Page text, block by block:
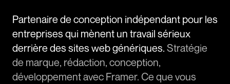
Partenaire de conception indépendant pour les
entreprises qui mènent un travail sérieux
derrière des sites web génériques. Stratégie
de marque, rédaction, conception,
développement avec Framer. Ce que vous